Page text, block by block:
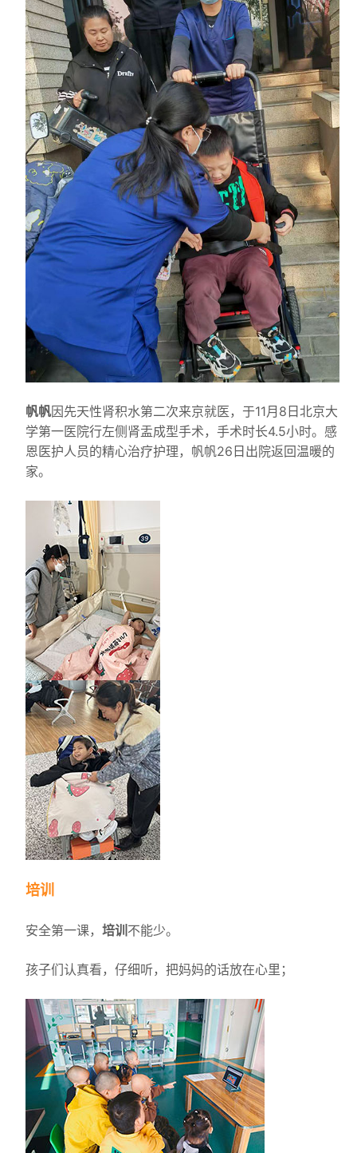
帆帆因先天性肾积水第二次来京就医，于11月8日北京大
学第一医院行左侧肾盂成型手术，手术时长4.5小时。感
恩医护人员的精心治疗护理，帆帆26日出院返回温暖的
家。
培训
安全第一课，培训 不能少。
孩子们认真看，仔细听，把妈妈的话放在心里；